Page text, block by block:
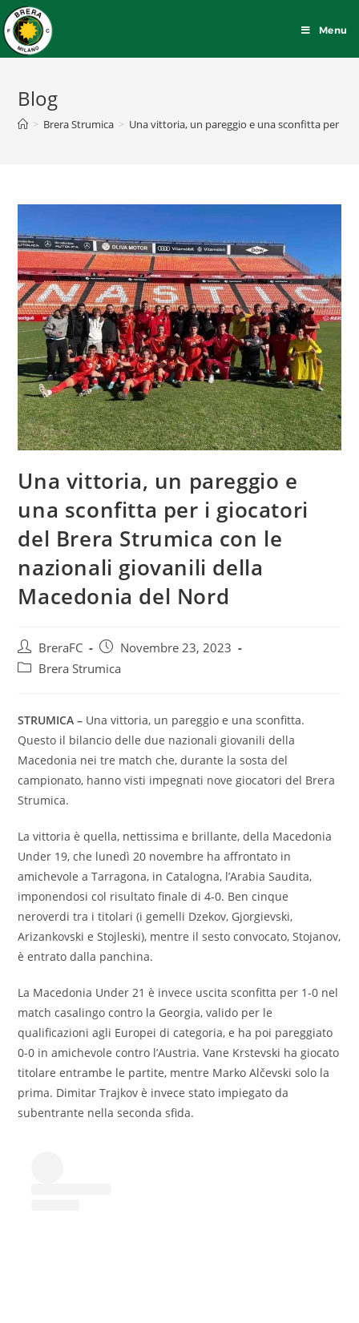
Menu
Blog
> Brera Strumica > Una vittoria, un pareggio e una sconfitta per i
Una vittoria, un pareggio e
una sconfitta per i giocatori
del Brera Strumica con le
nazionali giovanili della
Macedonia del Nord
BreraFC
Novembre 23, 2023
Brera Strumica
STRUMICA – Una vittoria, un pareggio e una sconfitta.
Questo il bilancio delle due nazionali giovanili della
Macedonia nei tre match che, durante la sosta del
campionato, hanno visti impegnati nove giocatori del Brera
Strumica.
La vittoria è quella, nettissima e brillante, della Macedonia
Under 19, che lunedì 20 novembre ha affrontato in
amichevole a Tarragona, in Catalogna, l’Arabia Saudita,
imponendosi col risultato finale di 4-0. Ben cinque
neroverdi tra i titolari (i gemelli Dzekov, Gjorgievski,
Arizankovski e Stojleski), mentre il sesto convocato, Stojanov,
è entrato dalla panchina.
La Macedonia Under 21 è invece uscita sconfitta per 1-0 nel
match casalingo contro la Georgia, valido per le
qualificazioni agli Europei di categoria, e ha poi pareggiato
0-0 in amichevole contro l’Austria. Vane Krstevski ha giocato
titolare entrambe le partite, mentre Marko Alčevski solo la
prima. Dimitar Trajkov è invece stato impiegato da
subentrante nella seconda sfida.